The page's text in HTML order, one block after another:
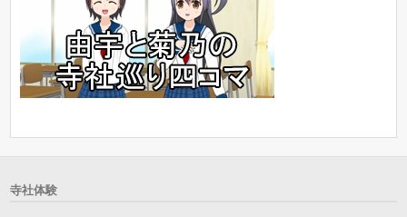
寺社体験